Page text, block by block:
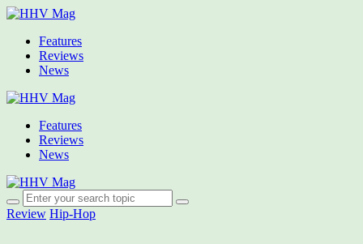
Features
Reviews
News
Features
Reviews
News
Review Hip-Hop